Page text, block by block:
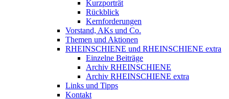
Kurzporträt
Rückblick
Kernforderungen
Vorstand, AKs und Co.
Themen und Aktionen
RHEINSCHIENE und RHEINSCHIENE extra
Einzelne Beiträge
Archiv RHEINSCHIENE
Archiv RHEINSCHIENE extra
Links und Tipps
Kontakt